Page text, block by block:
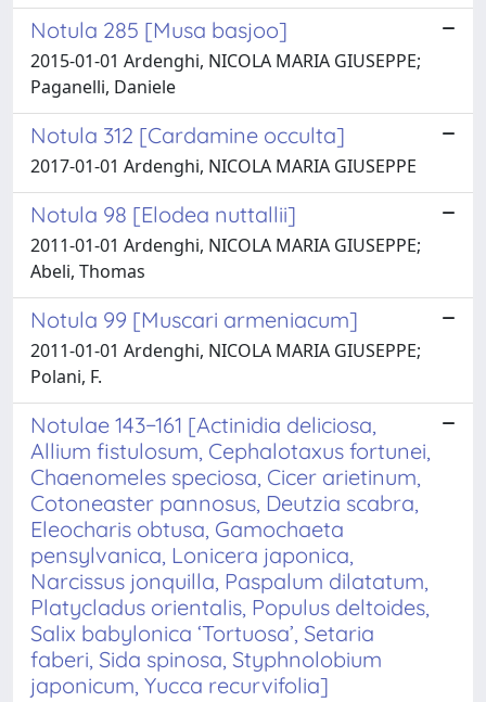
Notula 285 [Musa basjoo]
2015-01-01 Ardenghi, NICOLA MARIA GIUSEPPE;
Paganelli, Daniele
Notula 312 [Cardamine occulta]
2017-01-01 Ardenghi, NICOLA MARIA GIUSEPPE
Notula 98 [Elodea nuttallii]
2011-01-01 Ardenghi, NICOLA MARIA GIUSEPPE;
Abeli, Thomas
Notula 99 [Muscari armeniacum]
2011-01-01 Ardenghi, NICOLA MARIA GIUSEPPE;
Polani, F.
Notulae 143−161 [Actinidia deliciosa,
Allium fistulosum, Cephalotaxus fortunei,
Chaenomeles speciosa, Cicer arietinum,
Cotoneaster pannosus, Deutzia scabra,
Eleocharis obtusa, Gamochaeta
pensylvanica, Lonicera japonica,
Narcissus jonquilla, Paspalum dilatatum,
Platycladus orientalis, Populus deltoides,
Salix babylonica ‘Tortuosa’, Setaria
faberi, Sida spinosa, Styphnolobium
japonicum, Yucca recurvifolia]